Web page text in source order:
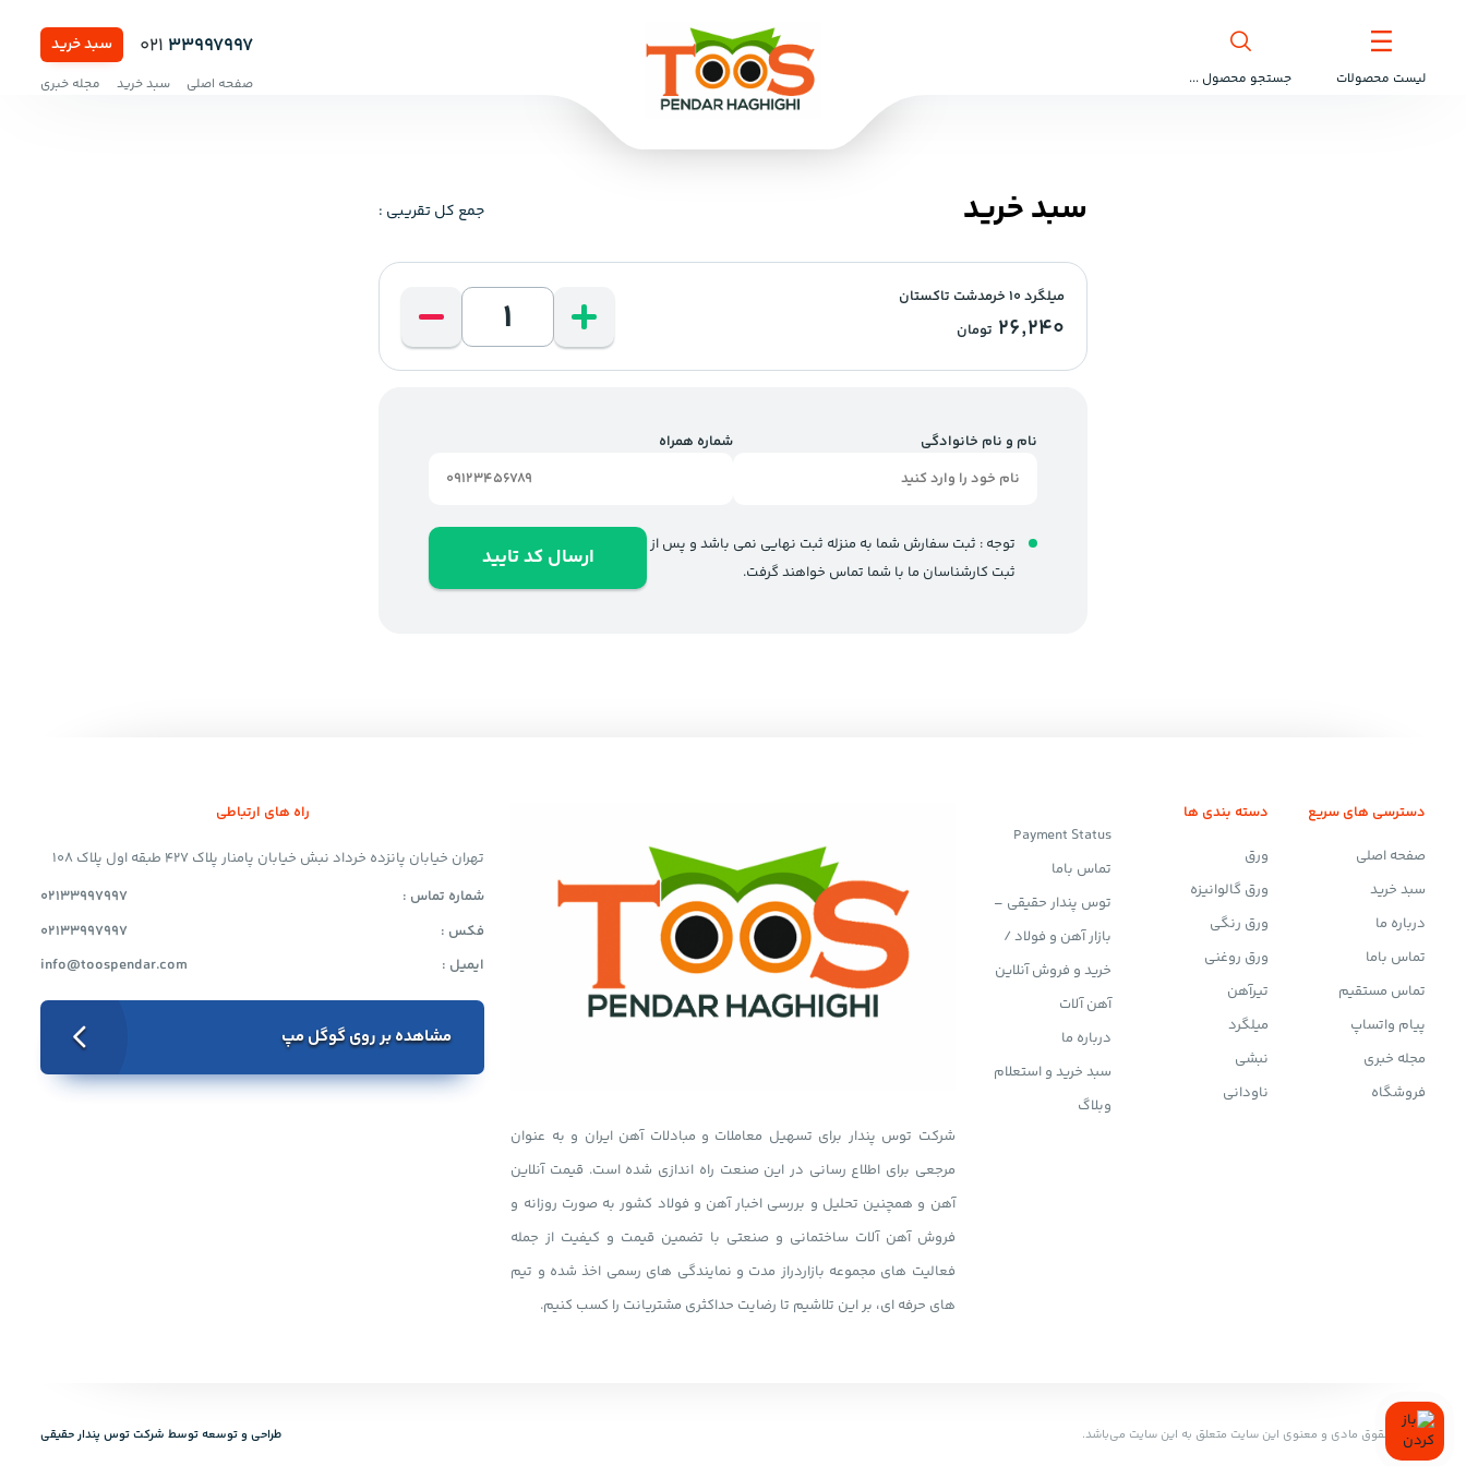
لیست محصولات جستجو محصول ...
سبد خرید 021 33997997
صفحه اصلی سبد خرید مجله خبری
سبد خرید جمع کل تقریبی :
میلگرد 10 خرمدشت تاکستان
26,240 تومان
نام و نام خانوادگی شماره همراه
توجه : ثبت سفارش شما به منزله ثبت نهایی نمی باشد و پس از
ثبت کارشناسان ما با شما تماس خواهند گرفت.
ارسال کد تایید
دسترسی های سریع
صفحه اصلی
سبد خرید
درباره ما
تماس باما
تماس مستقیم
پیام واتساپ
مجله خبری
فروشگاه
دسته بندی ها
ورق
ورق گالوانیزه
ورق رنگی
ورق روغنی
تیرآهن
میلگرد
نبشی
ناودانی
Payment Status
تماس باما
توس پندار حقیقی –
بازار آهن و فولاد /
خرید و فروش آنلاین
آهن آلات
درباره ما
سبد خرید و استعلام
وبلاگ
شرکت توس پندار برای تسهیل معاملات و مبادلات آهن ایران و به عنوان
مرجعی برای اطلاع رسانی در این صنعت راه اندازی شده است. قیمت آنلاین
آهن و همچنین تحلیل و بررسی اخبار آهن و فولاد کشور به صورت روزانه و
فروش آهن آلات ساختمانی و صنعتی با تضمین قیمت و کیفیت از جمله
فعالیت های مجموعه بازاردراز مدت و نمایندگی های رسمی اخذ شده و تیم
های حرفه ای، بر این تلاشیم تا رضایت حداکثری مشتریانت را کسب کنیم.
راه های ارتباطی
تهران خیابان پانزده خرداد نبش خیابان پامنار پلاک 427 طبقه اول پلاک 108
شماره تماس :
02133997997
فکس :
02133997997
ایمیل :
info@toospendar.com
مشاهده بر روی گوگل مپ
تمامی حقوق مادی و معنوی این سایت متعلق به این سایت می‌باشد. طراحی و توسعه توسط‌ شرکت توس پندار حقیقی